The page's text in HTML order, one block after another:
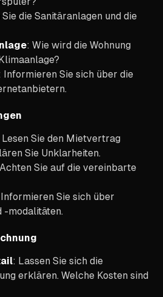
die Sanitäranlagen und die
: Wie wird die Wohnung
Informieren Sie sich über die
Lesen Sie den Mietvertrag
Sie Unklarheiten.
Sie auf die vereinbarte
Sie sich über
-modalitäten.
: Lassen Sie sich die
erklären. Welche Kosten sind